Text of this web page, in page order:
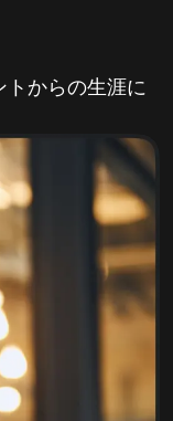
からの生涯に